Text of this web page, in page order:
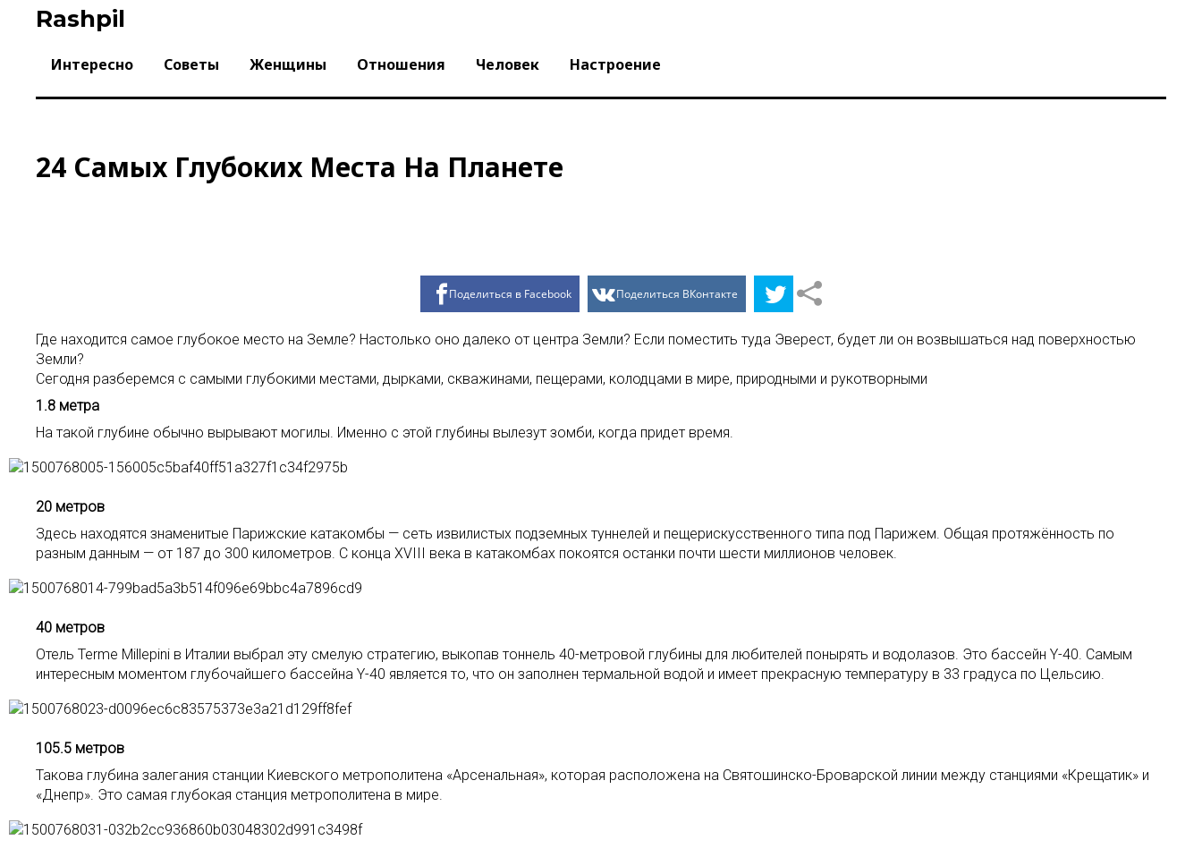
Rashpil
Интересно Советы Женщины Отношения Человек Настроение
24 Самых Глубоких Места На Планете
Поделиться в Facebook Поделиться ВКонтакте
Где находится самое глубокое место на Земле? Настолько оно далеко от центра Земли? Если поместить туда Эверест, будет ли он возвышаться над поверхностью
Земли?
Сегодня разберемся с самыми глубокими местами, дырками, скважинами, пещерами, колодцами в мире, природными и рукотворными
1.8 метра
На такой глубине обычно вырывают могилы. Именно с этой глубины вылезут зомби, когда придет время.
20 метров
Здесь находятся знаменитые Парижские катакомбы — сеть извилистых подземных туннелей и пещерискусственного типа под Парижем. Общая протяжённость по
разным данным — от 187 до 300 километров. С конца XVIII века в катакомбах покоятся останки почти шести миллионов человек.
40 метров
Отель Terme Millepini в Италии выбрал эту смелую стратегию, выкопав тоннель 40-метровой глубины для любителей понырять и водолазов. Это бассейн Y-40. Самым
интересным моментом глубочайшего бассейна Y-40 является то, что он заполнен термальной водой и имеет прекрасную температуру в 33 градуса по Цельсию.
105.5 метров
Такова глубина залегания станции Киевского метрополитена «Арсенальная», которая расположена на Святошинско-Броварской линии между станциями «Крещатик» и
«Днепр». Это самая глубокая станция метрополитена в мире.